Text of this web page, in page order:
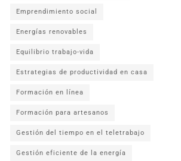
Emprendimiento social
Energías renovables
Equilibrio trabajo-vida
Estrategias de productividad en casa
Formación en línea
Formación para artesanos
Gestión del tiempo en el teletrabajo
Gestión eficiente de la energía